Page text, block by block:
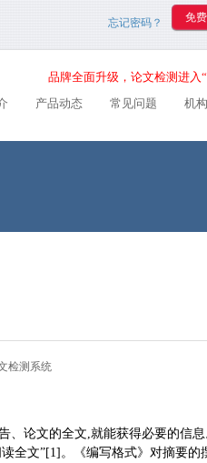
忘记密码？
品牌全面升级，论文检测进入
产品动态 常见问题 机
检测系统
、论文的全文,就能获得必要的信
全文”[1]。《编写格式》对摘要的